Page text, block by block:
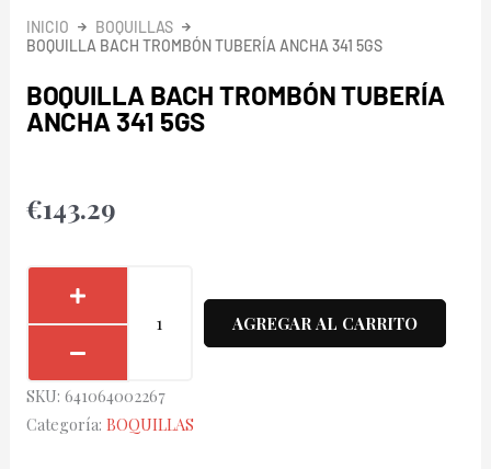
INICIO
BOQUILLAS
BOQUILLA BACH TROMBÓN TUBERÍA ANCHA 341 5GS
BOQUILLA BACH TROMBÓN TUBERÍA
ANCHA 341 5GS
€143.29
Ancha
341
AGREGAR AL CARRITO
SKU: 641064002267
Categoría: BOQUILLAS